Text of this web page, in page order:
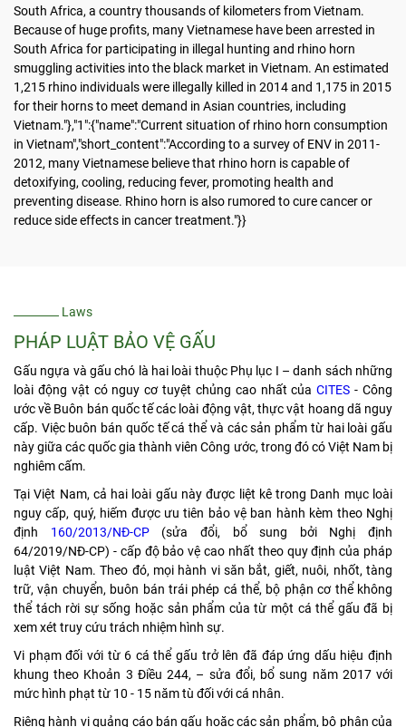
South Africa, a country thousands of kilometers from Vietnam.
Because of huge profits, many Vietnamese have been arrested in
South Africa for participating in illegal hunting and rhino horn
smuggling activities into the black market in Vietnam. An estimated
1,215 rhino individuals were illegally killed in 2014 and 1,175 in 2015
for their horns to meet demand in Asian countries, including
Vietnam."},"1":{"name":"Current situation of rhino horn consumption
in Vietnam","short_content":"According to a survey of ENV in 2011-
2012, many Vietnamese believe that rhino horn is capable of
detoxifying, cooling, reducing fever, promoting health and
preventing disease. Rhino horn is also rumored to cure cancer or
reduce side effects in cancer treatment."}}
Laws
PHÁP LUẬT BẢO VỆ GẤU
Gấu ngựa và gấu chó là hai loài thuộc Phụ lục I – danh sách những
loài động vật có nguy cơ tuyệt chủng cao nhất của CITES - Công
ước về Buôn bán quốc tế các loài động vật, thực vật hoang dã nguy
cấp. Việc buôn bán quốc tế cá thể và các sản phẩm từ hai loài gấu
này giữa các quốc gia thành viên Công ước, trong đó có Việt Nam bị
nghiêm cấm.
Tại Việt Nam, cả hai loài gấu này được liệt kê trong Danh mục loài
nguy cấp, quý, hiếm được ưu tiên bảo vệ ban hành kèm theo Nghị
định
160/2013/NĐ-CP(sửa đổi, bổ sung bởi Nghị định
64/2019/NĐ-CP) - cấp độ bảo vệ cao nhất theo quy định của pháp
luật Việt Nam. Theo đó, mọi hành vi săn bắt, giết, nuôi, nhốt, tàng
trữ, vận chuyển, buôn bán trái phép cá thể, bộ phận cơ thể không
thể tách rời sự sống hoặc sản phẩm của từ một cá thể gấu đã bị
xem xét truy cứu trách nhiệm hình sự.
Vi phạm đối với từ 6 cá thể gấu trở lên đã đáp ứng dấu hiệu định
khung theo Khoản 3 Điều 244, – sửa đổi, bổ sung năm 2017 với
mức hình phạt từ 10 - 15 năm tù đối với cá nhân.
Riêng hành vi quảng cáo bán gấu hoặc các sản phẩm, bộ phận của